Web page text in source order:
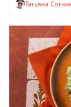
научимся
соцветия.
Татьяна